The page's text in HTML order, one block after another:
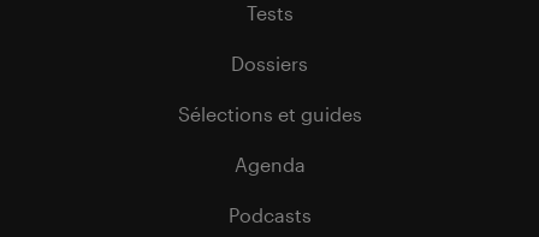
Tests
Dossiers
Sélections et guides
Agenda
Podcasts